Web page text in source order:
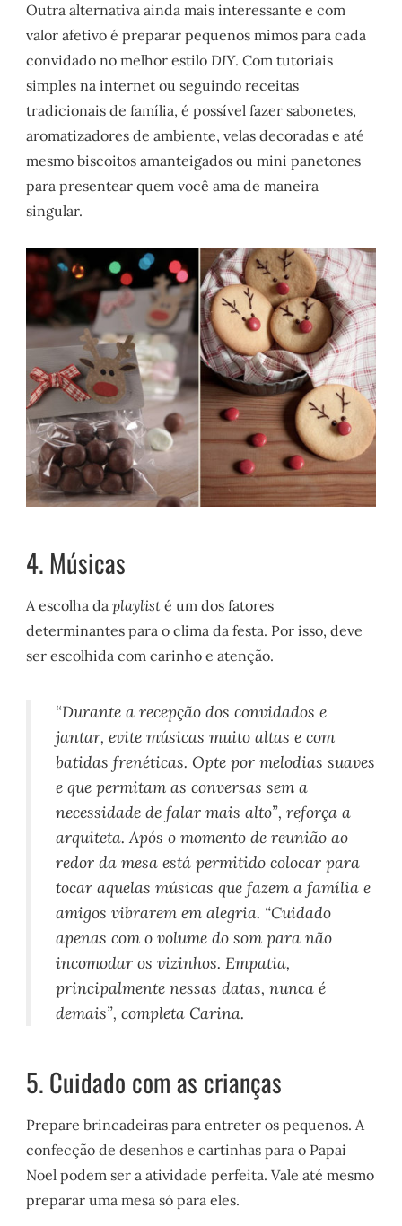
Outra alternativa ainda mais interessante e com
valor afetivo é preparar pequenos mimos para cada
convidado no melhor estiloDIY. Com tutoriais
simples na internet ou seguindo receitas
tradicionais de família, é possível fazer sabonetes,
aromatizadores de ambiente, velas decoradas e até
mesmo biscoitos amanteigados ou mini panetones
para presentear quem você ama de maneira
singular.
4. Músicas
A escolha daplaylisté um dos fatores
determinantes para o clima da festa. Por isso, deve
ser escolhida com carinho e atenção.
“Durante a recepção dos convidados e
jantar, evite músicas muito altas e com
batidas frenéticas. Opte por melodias suaves
e que permitam as conversas sem a
necessidade de falar mais alto”, reforça a
arquiteta. Após o momento de reunião ao
redor da mesa está permitido colocar para
tocar aquelas músicas que fazem a família e
amigos vibrarem em alegria. “Cuidado
apenas com o volume do som para não
incomodar os vizinhos. Empatia,
principalmente nessas datas, nunca é
demais”, completa Carina.
5. Cuidado com as crianças
Prepare brincadeiras para entreter os pequenos. A
confecção de desenhos e cartinhas para o Papai
Noel podem ser a atividade perfeita. Vale até mesmo
preparar uma mesa só para eles.